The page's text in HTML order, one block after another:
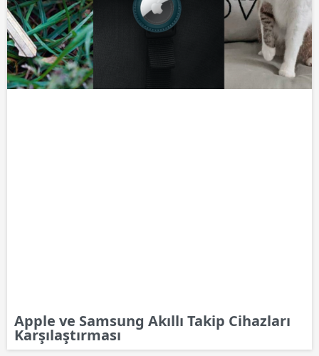
Apple ve Samsung Akıllı Takip Cihazları
Karşılaştırması